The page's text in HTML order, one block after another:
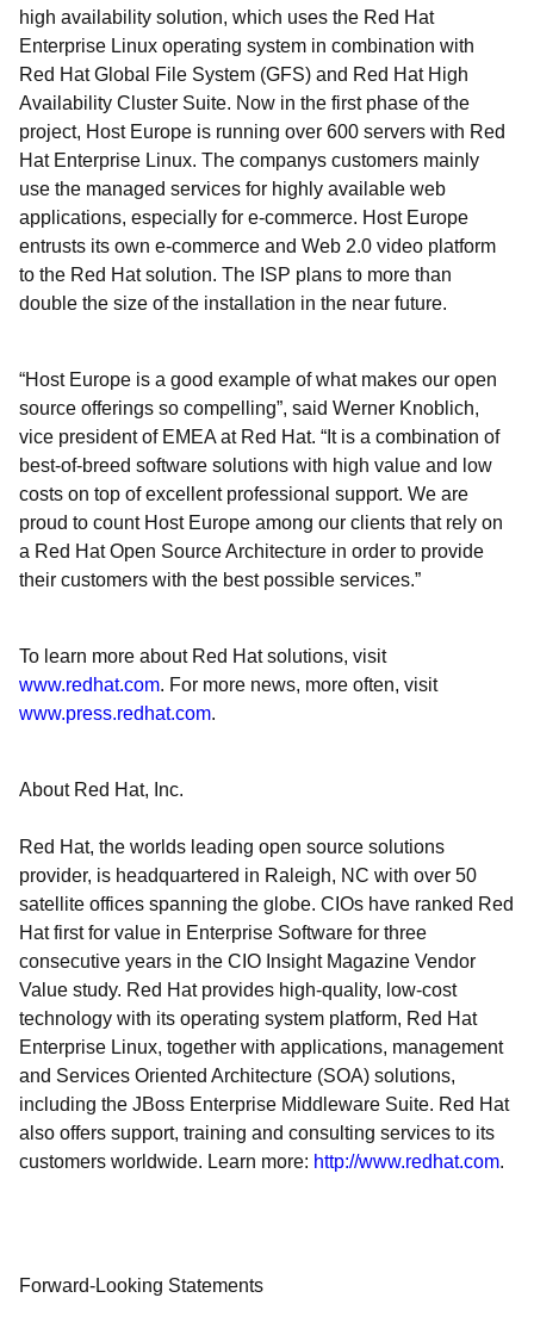
high availability solution, which uses the Red Hat
Enterprise Linux operating system in combination with
Red Hat Global File System (GFS) and Red Hat High
Availability Cluster Suite. Now in the first phase of the
project, Host Europe is running over 600 servers with Red
Hat Enterprise Linux. The companys customers mainly
use the managed services for highly available web
applications, especially for e-commerce. Host Europe
entrusts its own e-commerce and Web 2.0 video platform
to the Red Hat solution. The ISP plans to more than
double the size of the installation in the near future.
“Host Europe is a good example of what makes our open
source offerings so compelling”, said Werner Knoblich,
vice president of EMEA at Red Hat. “It is a combination of
best-of-breed software solutions with high value and low
costs on top of excellent professional support. We are
proud to count Host Europe among our clients that rely on
a Red Hat Open Source Architecture in order to provide
their customers with the best possible services.”
To learn more about Red Hat solutions, visit
www.redhat.com. For more news, more often, visit
www.press.redhat.com.
About Red Hat, Inc.
Red Hat, the worlds leading open source solutions
provider, is headquartered in Raleigh, NC with over 50
satellite offices spanning the globe. CIOs have ranked Red
Hat first for value in Enterprise Software for three
consecutive years in the CIO Insight Magazine Vendor
Value study. Red Hat provides high-quality, low-cost
technology with its operating system platform, Red Hat
Enterprise Linux, together with applications, management
and Services Oriented Architecture (SOA) solutions,
including the JBoss Enterprise Middleware Suite. Red Hat
also offers support, training and consulting services to its
customers worldwide. Learn more: http://www.redhat.com.
Forward-Looking Statements